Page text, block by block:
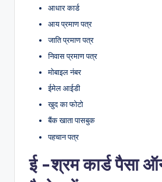
आधार कार्ड
आय प्रमाण पत्र
जाति प्रमाण पत्र
निवास प्रमाण पत्र
मोबाइल नंबर
ईमेल आईडी
खुद का फोटो
बैंक खाता पासबुक
पहचान पत्र
ई -श्रम कार्ड पैसा